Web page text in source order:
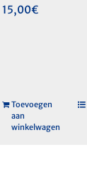
15,00€
Toevoegen
aan
winkelwagen